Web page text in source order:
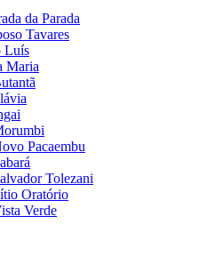
da Parada
Tavares
Luís
Maria
Pacaembu
Tolezani
Oratório
Verde